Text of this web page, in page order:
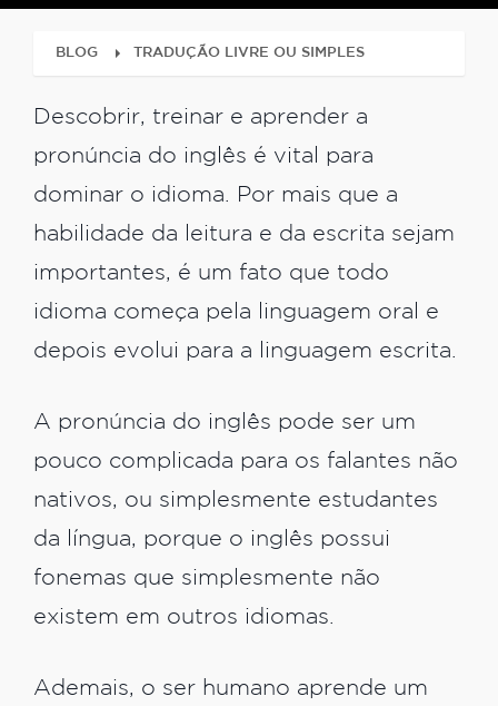
BLOG TRADUÇÃO LIVRE OU SIMPLES
Descobrir, treinar e aprender a
pronúncia do inglês é vital para
dominar o idioma. Por mais que a
habilidade da leitura e da escrita sejam
importantes, é um fato que todo
idioma começa pela linguagem oral e
depois evolui para a linguagem escrita.
A pronúncia do inglês pode ser um
pouco complicada para os falantes não
nativos, ou simplesmente estudantes
da língua, porque o inglês possui
fonemas que simplesmente não
existem em outros idiomas.
Ademais, o ser humano aprende um